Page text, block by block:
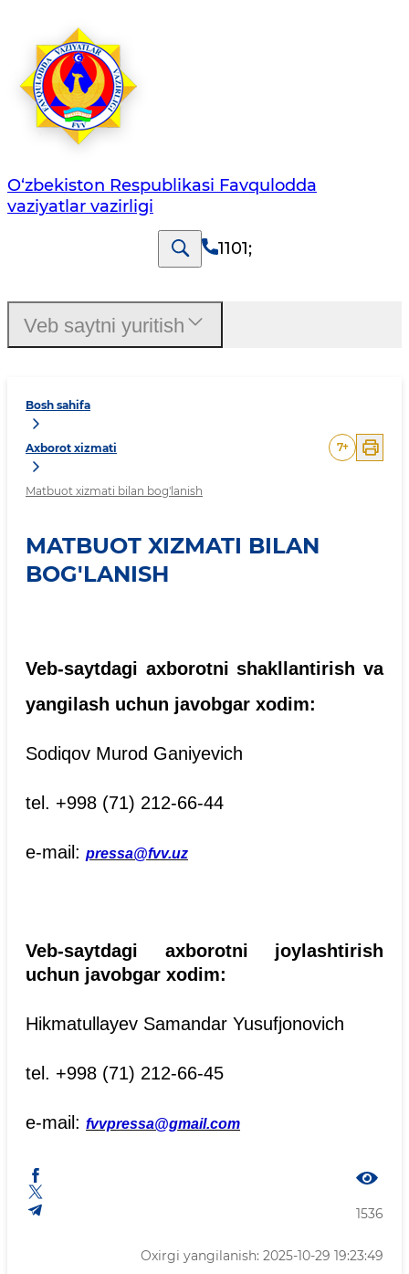
O‘zbеkistоn Rеspublikаsi Favqulodda
vaziyatlar vazirligi
1101;
Bosh sahifa
Axborot xizmati
Matbuot xizmati bilan bog'lanish
7+
MATBUOT XIZMATI BILAN
BOG'LANISH
Veb-saytdagi axborotni shakllantirish va
yangilash uchun javobgar xodim:
Sodiqov Murod Ganiyevich
tel. +998 (71) 212-66-44
e-mail: pressa@fvv.uz
Veb-saytdagi axborotni joylashtirish
uchun javobgar xodim:
Hikmatullayev Samandar Yusufjonovich
tel. +998 (71) 212-66-45
e-mail: fvvpressa@gmail.com
1536
Oxirgi yangilanish: 2025-10-29 19:23:49
Veb saytni yuritish